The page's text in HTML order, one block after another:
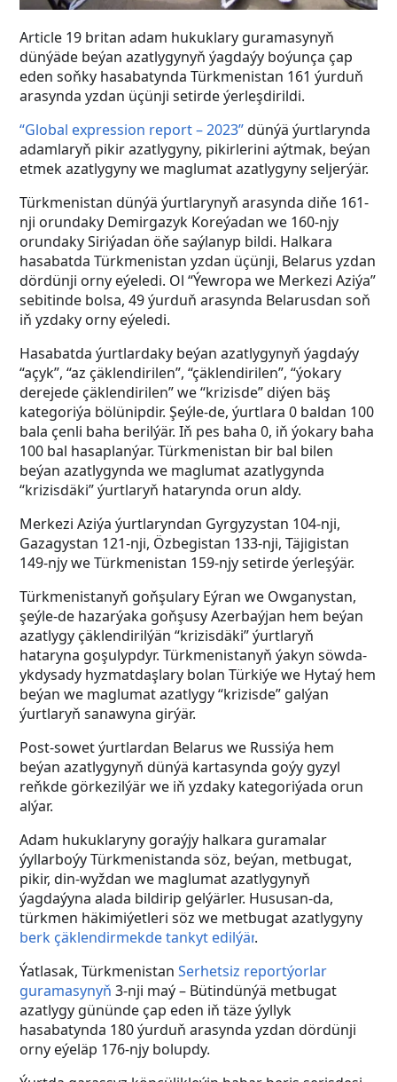
Article 19 britan adam hukuklary guramasynyň
dünýäde beýan azatlygynyň ýagdaýy boýunça çap
eden soňky hasabatynda Türkmenistan 161 ýurduň
arasynda yzdan üçünji setirde ýerleşdirildi.
“Global expression report – 2023”dünýä ýurtlarynda
adamlaryň pikir azatlygyny, pikirlerini aýtmak, beýan
etmek azatlygyny we maglumat azatlygyny seljerýär.
Türkmenistan dünýä ýurtlarynyň arasynda diňe 161-
nji orundaky Demirgazyk Koreýadan we 160-njy
orundaky Siriýadan öňe saýlanyp bildi. Halkara
hasabatda Türkmenistan yzdan üçünji, Belarus yzdan
dördünji orny eýeledi. Ol “Ýewropa we Merkezi Aziýa”
sebitinde bolsa, 49 ýurduň arasynda Belarusdan soň
iň yzdaky orny eýeledi.
Hasabatda ýurtlardaky beýan azatlygynyň ýagdaýy
“açyk”, “az çäklendirilen”, “çäklendirilen”, “ýokary
derejede çäklendirilen” we “krizisde” diýen bäş
kategoriýa bölünipdir. Şeýle-de, ýurtlara 0 baldan 100
bala çenli baha berilýär. Iň pes baha 0, iň ýokary baha
100 bal hasaplanýar. Türkmenistan bir bal bilen
beýan azatlygynda we maglumat azatlygynda
“krizisdäki” ýurtlaryň hatarynda orun aldy.
Merkezi Aziýa ýurtlaryndan Gyrgyzystan 104-nji,
Gazagystan 121-nji, Özbegistan 133-nji, Täjigistan
149-njy we Türkmenistan 159-njy setirde ýerleşýär.
Türkmenistanyň goňşulary Eýran we Owganystan,
şeýle-de hazarýaka goňşusy Azerbaýjan hem beýan
azatlygy çäklendirilýän “krizisdäki” ýurtlaryň
hataryna goşulypdyr. Türkmenistanyň ýakyn söwda-
ykdysady hyzmatdaşlary bolan Türkiýe we Hytaý hem
beýan we maglumat azatlygy “krizisde” galýan
ýurtlaryň sanawyna girýär.
Post-sowet ýurtlardan Belarus we Russiýa hem
beýan azatlygynyň dünýä kartasynda goýy gyzyl
reňkde görkezilýär we iň yzdaky kategoriýada orun
alýar.
Adam hukuklaryny goraýjy halkara guramalar
ýyllarboýy Türkmenistanda söz, beýan, metbugat,
pikir, din-wyždan we maglumat azatlygynyň
ýagdaýyna alada bildirip gelýärler. Hususan-da,
türkmen häkimiýetleri söz we metbugat azatlygyny
berk çäklendirmekde tankyt edilýär.
Ýatlasak, TürkmenistanSerhetsiz reportýorlar
guramasynyň 3-nji maý – Bütindünýä metbugat
azatlygy gününde çap eden iň täze ýyllyk
hasabatynda 180 ýurduň arasynda yzdan dördünji
orny eýeläp 176-njy bolupdy.